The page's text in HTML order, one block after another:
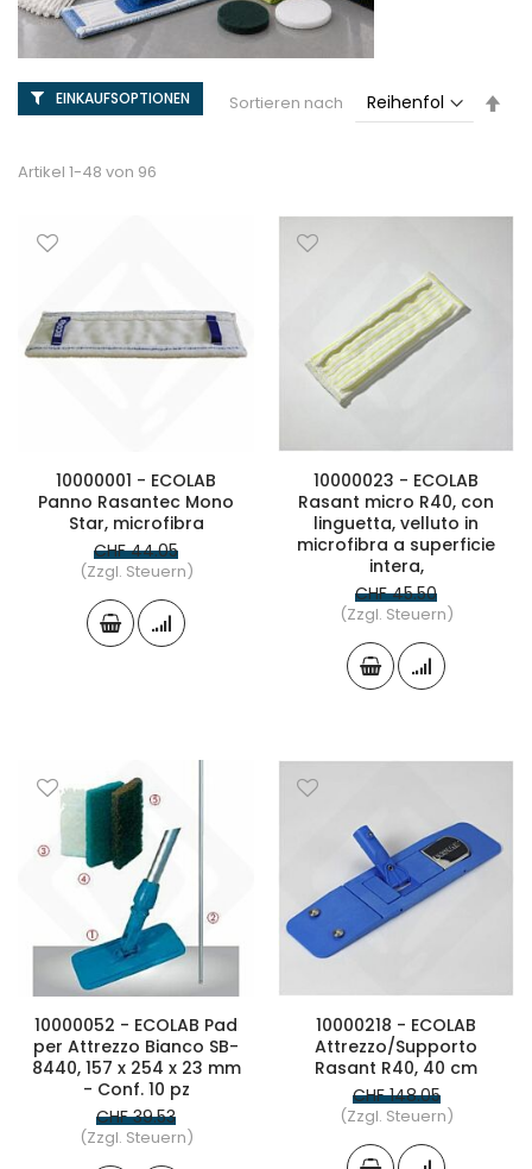
Artikel 1-48 von 96
Sortieren nach
10000001 - ECOLAB
Panno Rasantec Mono
Star, microfibra
CHF 44.05
(Zzgl. Steuern)
10000023 - ECOLAB
Rasant micro R40, con
linguetta, velluto in
microfibra a superficie
intera,
CHF 45.50
(Zzgl. Steuern)
10000052 - ECOLAB Pad
per Attrezzo Bianco SB-
8440, 157 x 254 x 23 mm
- Conf. 10 pz
CHF 39.53
(Zzgl. Steuern)
10000218 - ECOLAB
Attrezzo/Supporto
Rasant R40, 40 cm
CHF 148.05
(Zzgl. Steuern)
EINKAUFSOPTIONEN